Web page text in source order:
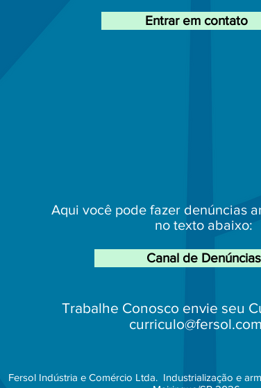
Entrar em contato
Aqui você pode fazer denúncias
no texto abaixo:
Canal de Denúncias
Trabalhe Conosco envie seu
Fersol Indústria e Comércio Ltda. Industrialização e